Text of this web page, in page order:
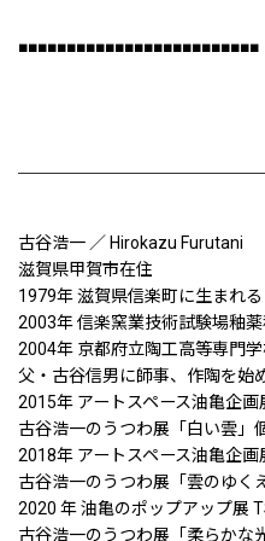
■■■■■■■■■■■■■■■■■■■■■■■■■
古谷浩一 ／ Hirokazu Furutani
滋賀県甲賀市在住
1979年 滋賀県信楽町に生まれる
2003年 信楽窯業技術試験場釉薬
2004年 京都府立陶工高等専門学
父・古谷信男に師事、作陶を始
2015年 アートスペース油亀企
古谷浩一のうつわ展「白い雲」
2018年 アートスペース油亀企
古谷浩一のうつわ展「雲のゆく
2020 年 油亀のポップアップ展
古谷浩一のうつわ展「柔らかな